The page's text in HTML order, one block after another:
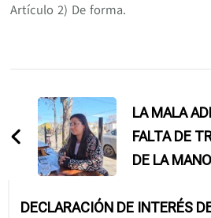
Artículo 2) De forma.
entradas
LA MALA
FALTA DE
DE LA MANO
DECLARACIÓN DE INTERÉS